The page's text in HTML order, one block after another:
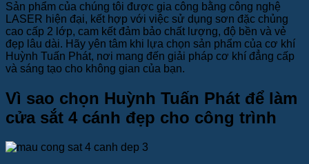
Sản phẩm của chúng tôi được gia công bằng công nghệ
LASER hiện đại, kết hợp với việc sử dụng sơn đặc chủng
cao cấp 2 lớp, cam kết đảm bảo chất lượng, độ bền và vẻ
đẹp lâu dài. Hãy yên tâm khi lựa chọn sản phẩm của cơ khí
Huỳnh Tuấn Phát, nơi mang đến giải pháp cơ khí đẳng cấp
và sáng tạo cho không gian của bạn.
Vì sao chọn Huỳnh Tuấn Phát để làm
cửa sắt 4 cánh đẹp cho công trình